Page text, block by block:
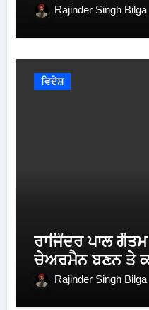
Rajinder Singh Bilga
ਵਿਦੇਸ਼
ਰਾਜਿੰਦਰ ਪਾਲ
ਚੇਅਰਮੈਨ ਬਣਨ ਤੇ
Rajinder Singh Bilga